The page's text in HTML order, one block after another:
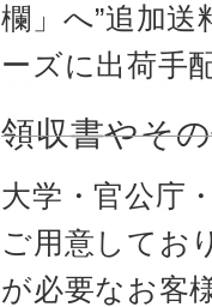
欄」へ”追加
ーズに出荷手
領収書やそ
大学・官公庁
ご用意してお
が必要なお客